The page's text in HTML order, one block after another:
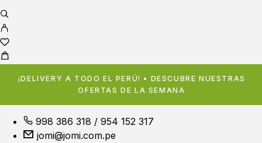
¡DELIVERY A TODO EL PERÚ! • DESCUBRE NUESTRAS
OFERTAS DE LA SEMANA
998 386 318 / 954 152 317
jomi@jomi.com.pe